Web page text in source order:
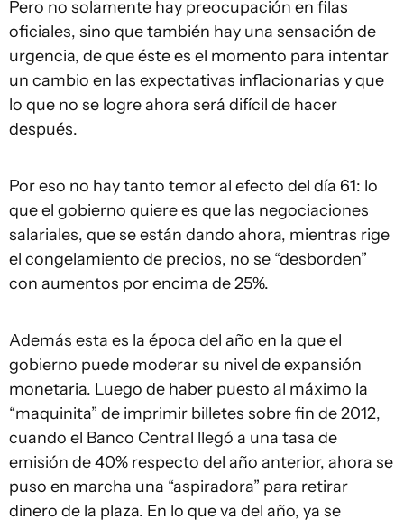
Pero no solamente hay preocupación en filas
oficiales, sino que también hay una sensación de
urgencia, de que éste es el momento para intentar
un cambio en las expectativas inflacionarias y que
lo que no se logre ahora será difícil de hacer
después.
Por eso no hay tanto temor al efecto del día 61: lo
que el gobierno quiere es que las negociaciones
salariales, que se están dando ahora, mientras rige
el congelamiento de precios, no se “desborden”
con aumentos por encima de 25%.
Además esta es la época del año en la que el
gobierno puede moderar su nivel de expansión
monetaria. Luego de haber puesto al máximo la
“maquinita” de imprimir billetes sobre fin de 2012,
cuando el Banco Central llegó a una tasa de
emisión de 40% respecto del año anterior, ahora se
puso en marcha una “aspiradora” para retirar
dinero de la plaza. En lo que va del año, ya se